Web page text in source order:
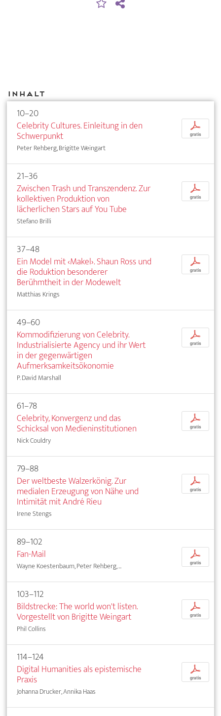
Inhalt
10–20
Celebrity Cultures. Einleitung in den
Schwerpunkt
Peter Rehberg, Brigitte Weingart
p
gratis
21–36
Zwischen Trash und Transzendenz. Zur
kollektiven Produktion von
lächerlichen Stars auf You Tube
Stefano Brilli
p
gratis
37–48
Ein Model mit ‹Makel›. Shaun Ross und
die Roduktion besonderer
Berühmtheit in der Modewelt
Matthias Krings
p
gratis
49–60
Kommodifizierung von Celebrity.
Industrialisierte Agency und ihr Wert
in der gegenwärtigen
Aufmerksamkeitsökonomie
P. David Marshall
p
gratis
61–78
Celebrity, Konvergenz und das
Schicksal von Medieninstitutionen
Nick Couldry
p
gratis
79–88
Der weltbeste Walzerkönig. Zur
medialen Erzeugung von Nähe und
Intimität mit André Rieu
Irene Stengs
p
gratis
89–102
Fan-Mail
Wayne Koestenbaum, Peter Rehberg, ...
p
gratis
103–112
Bildstrecke: The world won't listen.
Vorgestellt von Brigitte Weingart
Phil Collins
p
gratis
114–124
Digital Humanities als epistemische
Praxis
Johanna Drucker, Annika Haas
p
gratis